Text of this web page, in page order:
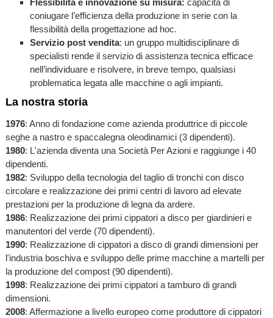
Flessibilità e innovazione su misura: capacità di
coniugare l’efficienza della produzione in serie con la
flessibilità della progettazione ad hoc.
Servizio post vendita: un gruppo multidisciplinare di
specialisti rende il servizio di assistenza tecnica efficace
nell’individuare e risolvere, in breve tempo, qualsiasi
problematica legata alle macchine o agli impianti.
La nostra storia
1976: Anno di fondazione come azienda produttrice di piccole
seghe a nastro e spaccalegna oleodinamici (3 dipendenti).
1980: L'azienda diventa una Società Per Azioni e raggiunge i 40
dipendenti.
1982: Sviluppo della tecnologia del taglio di tronchi con disco
circolare e realizzazione dei primi centri di lavoro ad elevate
prestazioni per la produzione di legna da ardere.
1986: Realizzazione dei primi cippatori a disco per giardinieri e
manutentori del verde (70 dipendenti).
1990: Realizzazione di cippatori a disco di grandi dimensioni per
l'industria boschiva e sviluppo delle prime macchine a martelli per
la produzione del compost (90 dipendenti).
1998: Realizzazione dei primi cippatori a tamburo di grandi
dimensioni.
2008: Affermazione a livello europeo come produttore di cippatori